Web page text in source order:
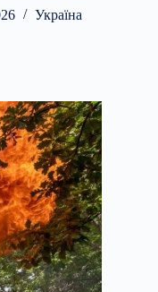
Україна